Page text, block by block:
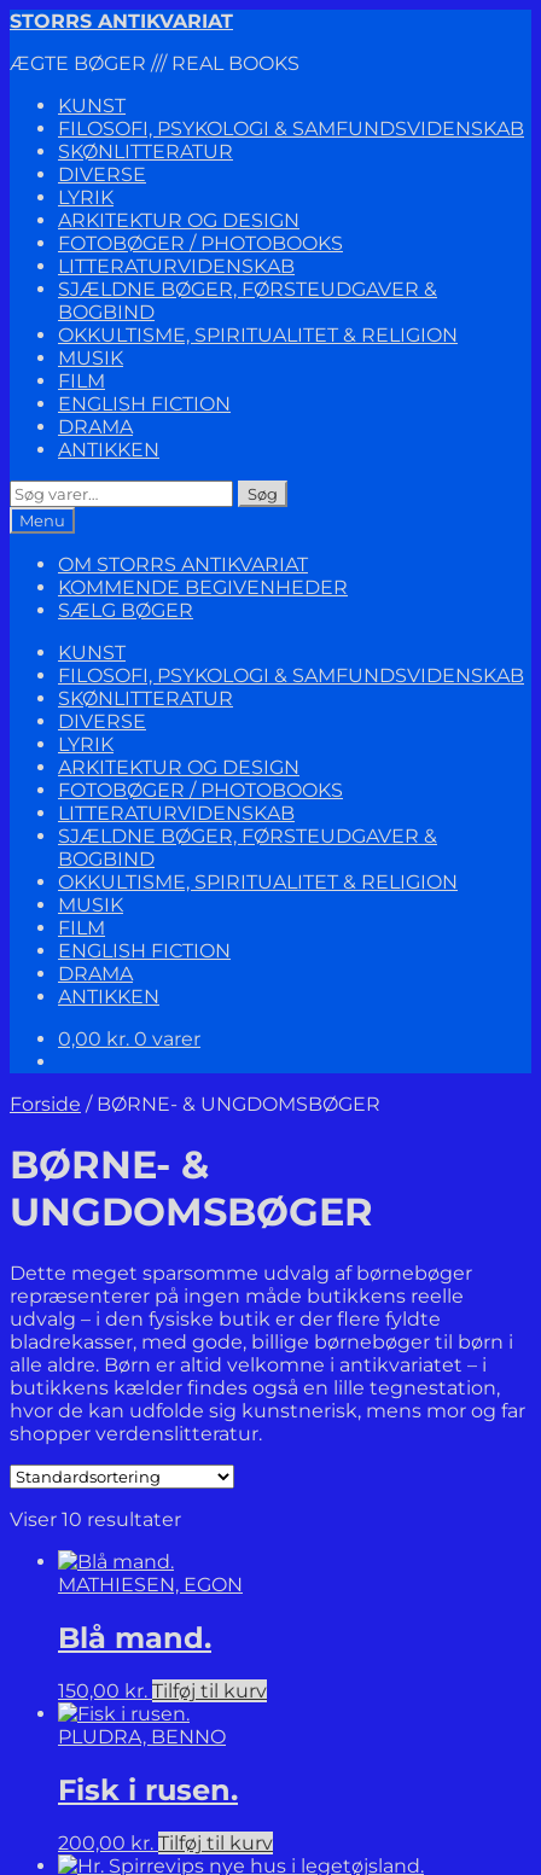
Spring
navigation
Spring
indhold
STORRS ANTIKVARIAT
ÆGTE BØGER /// REAL BOOKS
KUNST
FILOSOFI, PSYKOLOGI & SAMFUNDSVIDENSKAB
SKØNLITTERATUR
DIVERSE
LYRIK
ARKITEKTUR OG DESIGN
FOTOBØGER / PHOTOBOOKS
LITTERATURVIDENSKAB
SJÆLDNE BØGER, FØRSTEUDGAVER &
BOGBIND
OKKULTISME, SPIRITUALITET & RELIGION
MUSIK
FILM
ENGLISH FICTION
DRAMA
ANTIKKEN
Søg
efter:
Søg
Menu
OM STORRS ANTIKVARIAT
KOMMENDE BEGIVENHEDER
SÆLG BØGER
KUNST
FILOSOFI, PSYKOLOGI & SAMFUNDSVIDENSKAB
SKØNLITTERATUR
DIVERSE
LYRIK
ARKITEKTUR OG DESIGN
FOTOBØGER / PHOTOBOOKS
LITTERATURVIDENSKAB
SJÆLDNE BØGER, FØRSTEUDGAVER &
BOGBIND
OKKULTISME, SPIRITUALITET & RELIGION
MUSIK
FILM
ENGLISH FICTION
DRAMA
ANTIKKEN
0,00 kr. 0 varer
Forside / BØRNE- & UNGDOMSBØGER
BØRNE- &
UNGDOMSBØGER
Dette meget sparsomme udvalg af børnebøger
repræsenterer på ingen måde butikkens reelle
udvalg – i den fysiske butik er der flere fyldte
bladrekasser, med gode, billige børnebøger til børn i
alle aldre. Børn er altid velkomne i antikvariatet – i
butikkens kælder findes også en lille tegnestation,
hvor de kan udfolde sig kunstnerisk, mens mor og far
shopper verdenslitteratur.
Viser 10 resultater
MATHIESEN, EGON
Blå mand.
150,00 kr. Tilføj til kurv
PLUDRA, BENNO
Fisk i rusen.
200,00 kr. Tilføj til kurv